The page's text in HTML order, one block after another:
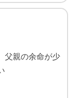
父親の余命が少